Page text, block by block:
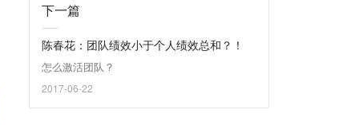
下一篇
陈春花：团队绩效小于个人绩效总和？！
怎么激活团队？
2017-06-22